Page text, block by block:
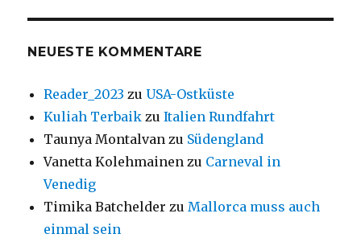
NEUESTE KOMMENTARE
Reader_2023 zuUSA-Ostküste
Kuliah Terbaik zuItalien Rundfahrt
Taunya Montalvan zu Südengland
Vanetta Kolehmainen zu Carneval in
Venedig
Timika Batchelder zu Mallorca muss auch
einmal sein